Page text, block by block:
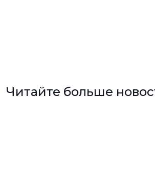
Читайте больше
Присоединяйтесь к